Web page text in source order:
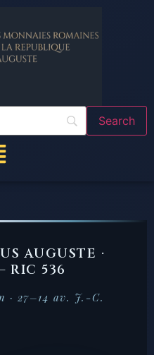
AUGUSTE ·
RIC 536
· 27–14 av. J.-C.